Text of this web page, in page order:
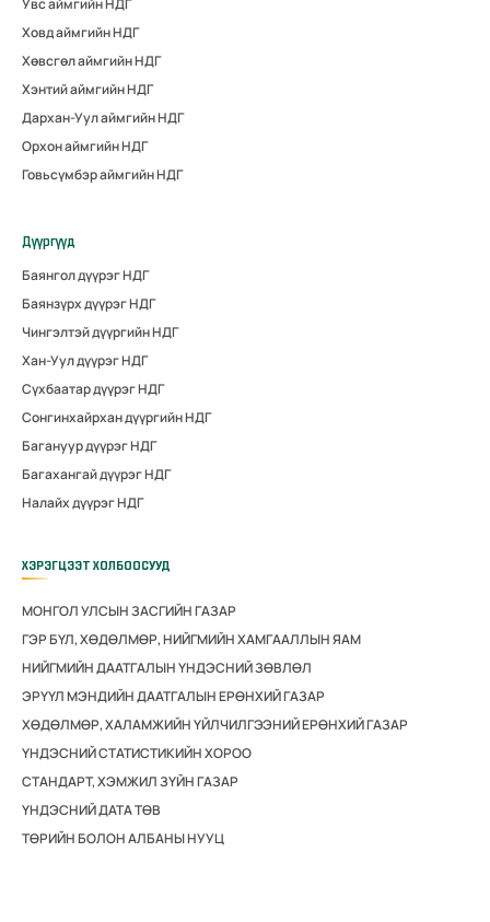
Ховд аймгийн НДГ
Хөвсгөл аймгийн НДГ
Хэнтий аймгийн НДГ
Дархан-Уул аймгийн НДГ
Орхон аймгийн НДГ
Говьсүмбэр аймгийн НДГ
Дүүргүүд
Баянгол дүүрэг НДГ
Баянзүрх дүүрэг НДГ
Чингэлтэй дүүргийн НДГ
Хан-Уул дүүрэг НДГ
Сүхбаатар дүүрэг НДГ
Сонгинхайрхан дүүргийн НДГ
Багануур дүүрэг НДГ
Багахангай дүүрэг НДГ
Налайх дүүрэг НДГ
ХЭРЭГЦЭЭТ ХОЛБООСУУД
МОНГОЛ УЛСЫН ЗАСГИЙН ГАЗАР
ГЭР БҮЛ, ХӨДӨЛМӨР, НИЙГМИЙН ХАМГААЛЛЫН ЯАМ
НИЙГМИЙН ДААТГАЛЫН ҮНДЭСНИЙ ЗӨВЛӨЛ
ЭРҮҮЛ МЭНДИЙН ДААТГАЛЫН ЕРӨНХИЙ ГАЗАР
ХӨДӨЛМӨР, ХАЛАМЖИЙН ҮЙЛЧИЛГЭЭНИЙ ЕРӨНХИЙ ГАЗАР
ҮНДЭСНИЙ СТАТИСТИКИЙН ХОРОО
СТАНДАРТ, ХЭМЖИЛ ЗҮЙН ГАЗАР
ҮНДЭСНИЙ ДАТА ТӨВ
ТӨРИЙН БОЛОН АЛБАНЫ НУУЦ